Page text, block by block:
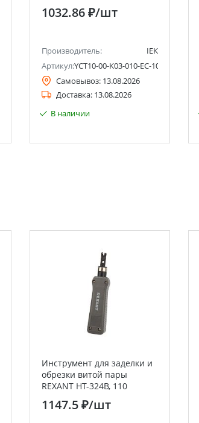
1032.86 ₽/шт
Производитель:
IEK
Артикул:YCT10-00-K03-010-EC-10P
Самовывоз: 13.08.2026
Доставка: 13.08.2026
В наличии
Инструмент для заделки и
обрезки витой пары
REXANT HT-324B, 110
1147.5 ₽/шт